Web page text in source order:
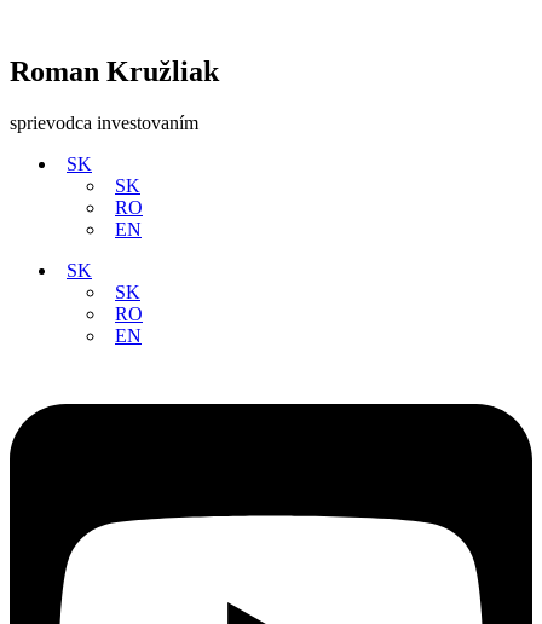
Roman Kružliak
sprievodca investovaním
SK
SK
RO
EN
SK
SK
RO
EN